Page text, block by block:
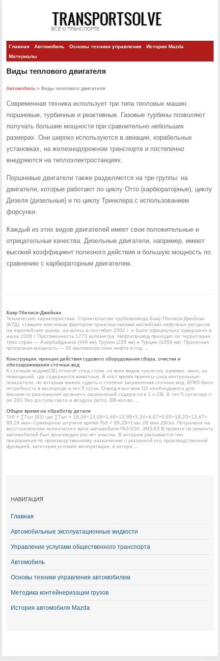
Главная Автомобиль Основы техники управления
История Mazda
Материалы
Виды теплового двигателя
Автомобиль » Виды теплового двигателя
Современная техника использует три типа тепловых машин:
поршневые, турбинные и реактивные. Газовые турбины позволяют
получать большие мощности при сравнительно небольших
размерах. Они широко используются в авиации, корабельных
установках, на железнодорожном транспорте и постепенно
внедряются на теплоэлектростанциях.
Поршневые двигатели также разделяются на три группы: на
двигатели, которые работают по циклу Отто (карбюраторные), циклу
Дизеля (дизельные) и по циклу Тринклера с использованием
форсунки.
Каждый из этих видов двигателей имеет свои положительные и
отрицательные качества. Дизельные двигатели, например, имеют
высокий коэффициент полезного действия и большую мощность по
сравнению с карбюраторным двигателем.
Баку-Тбилиси-Джейхан
Технические характеристики. Строительство трубопровода Баку-Тбилиси-Джейхан
(БТД), ставшее ключевым фактором транспортировки каспийских нефтяных ресурсов
на европейские рынки, началось в сентябре 2002 г. и было официально завершено в
июле 2006 г Протяжённость 1773 километра. Нефтепровод проходит по территории
трёх стран — Азербайджана (449 км), Грузии (235 км) и Турции (1059 км). Проектная
пропускная мощность — 50 миллионов тонн нефти в год, ...
Конструкция, принцип действия судового оборудования сбора, очистки и
обеззараживания сточных вод
К сточным водам(СВ) относят след стоки: из всех видов туалетов; раковин, ванн; из
помещений, где содержатся животные. В нпст время приняты след контрольные
показатели, по которым можно судить о степени загрязнения сточных вод. БПК5-биол
потребность в кислороде в теч 5 суток. Опред-я кол-вом О2 необходимого для
биохим-го разложения органич-х загрязнений содерж-ся в 1 л СВ. В теч 5 суток при т-
ре 20С без доступа света и воздуха.(мг/л). ВВ-кол-во ...
Общее время на обработку детали
Тоб = ∑Тшт (93) где ∑Тшт = 18,06+13,08+1,48+13,89+5,34+4,07+0,65+18,25+13,47=
88,29 мин- Суммарное штучное время Тоб = 88,29=1час 28 мин 29сек. Потрачено на
восстановление коленчатого вала автомобиля ГАЗ-53А. ЗМЗ-53 В проекте по ремонту
автомобилей был произведен расчёт участка. В котором указывается тип
предприятия по производственному назначению с указанной его производственной
функцией, категория условия эксплуатации, в которо ...
НАВИГАЦИЯ
Главная
Автомобильные эксплуатационные жидкости
Управление услугами общественного транспорта
Автомобиль
Основы техники управления автомобилем
Методика контейнеризации грузов
История автомобиля Mazda